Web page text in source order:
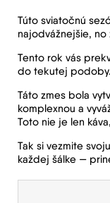
Túto sviatočnú
najodvážnejšie,
Tento rok vás
do tekutej
Táto zmes bola
komplexnou a
Toto nie je len
Tak si vezmite
každej šálke —